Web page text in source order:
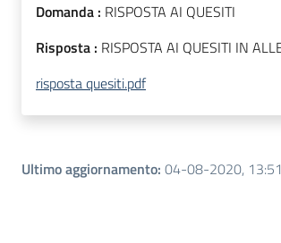
Domanda : RISPOSTA AI QUESITI
Risposta : RISPOSTA AI QUESITI IN
risposta quesiti.pdf
Ultimo aggiornamento: 04-08-2020, 13:51